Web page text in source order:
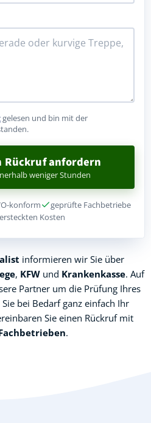
gelesen und bin mit der
Rückruf anfordern
weniger Stunden
konform
geprüfte Fachbetriebe
Kosten
informieren wir Sie über
, KFWund Krankenkasse. Auf
Partner um die Prüfung Ihres
Sie bei Bedarf ganz einfach Ihr
Sie einen Rückruf mit
.